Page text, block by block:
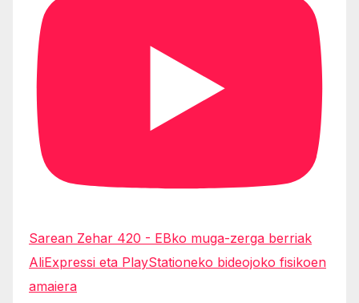
Sarean Zehar 420 - EBko muga-zerga berriak
AliExpressi eta PlayStationeko bideojoko fisikoen
amaiera